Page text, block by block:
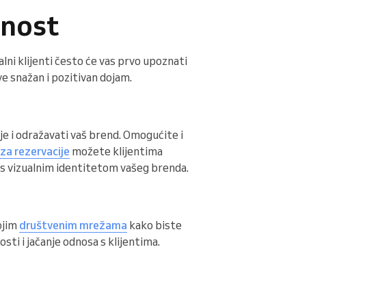
klijenti često će vas prvo upoznati
snažan i pozitivan dojam.
i odražavati vaš brend. Omogućite i
rezervacije možete klijentima
vizualnim identitetom vašeg brenda.
društvenim mrežama kako biste
i jačanje odnosa s klijentima.